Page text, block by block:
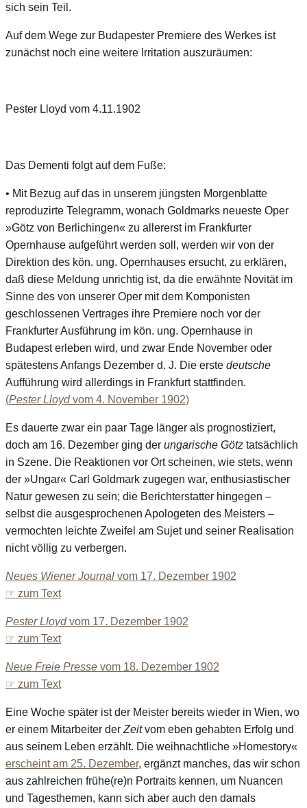
sich sein Teil.
Auf dem Wege zur Budapester Premiere des Werkes ist
zunächst noch eine weitere Irritation auszuräumen:
Pester Lloyd vom 4.11.1902
Das Dementi folgt auf dem Fuße:
• Mit Bezug auf das in unserem jüngsten Morgenblatte
reproduzirte Telegramm, wonach Goldmarks neueste Oper
»Götz von Berlichingen« zu allererst im Frankfurter
Opernhause aufgeführt werden soll, werden wir von der
Direktion des kön. ung. Opernhauses ersucht, zu erklären,
daß diese Meldung unrichtig ist, da die erwähnte Novität im
Sinne des von unserer Oper mit dem Komponisten
geschlossenen Vertrages ihre Premiere noch vor der
Frankfurter Ausführung im kön. ung. Opernhause in
Budapest erleben wird, und zwar Ende November oder
spätestens Anfangs Dezember d. J. Die erste deutsche
Aufführung wird allerdings in Frankfurt stattfinden.
(Pester Lloydvom 4. November 1902)
Es dauerte zwar ein paar Tage länger als prognostiziert,
doch am 16. Dezember ging der ungarische Götz tatsächlich
in Szene. Die Reaktionen vor Ort scheinen, wie stets, wenn
der »Ungar« Carl Goldmark zugegen war, enthusiastischer
Natur gewesen zu sein; die Berichterstatter hingegen –
selbst die ausgesprochenen Apologeten des Meisters –
vermochten leichte Zweifel am Sujet und seiner Realisation
nicht völlig zu verbergen.
Neues Wiener Journal vom 17. Dezember 1902
☞ zum Text
Pester Lloydvom 17. Dezember 1902
☞ zum Text
Neue Freie Presse vom 18. Dezember 1902
☞ zum Text
Eine Woche später ist der Meister bereits wieder in Wien, wo
er einem Mitarbeiter der Zeitvom eben gehabten Erfolg und
aus seinem Leben erzählt. Die weihnachtliche »Homestory«
erscheint am 25. Dezember, ergänzt manches, das wir schon
aus zahlreichen frühe(re)n Portraits kennen, um Nuancen
und Tagesthemen, kann sich aber auch den damals